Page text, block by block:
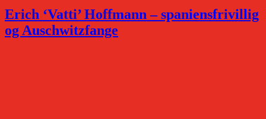
Erich ‘Vatti’ Hoffmann – spaniensfrivillig
og Auschwitzfange